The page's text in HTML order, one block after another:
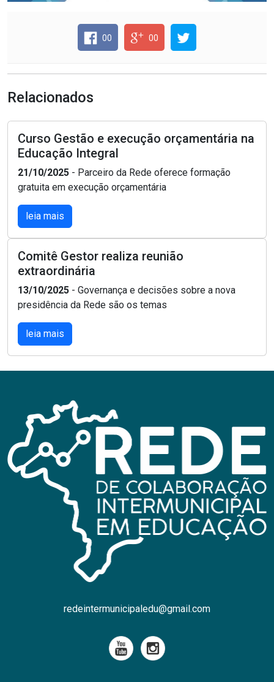
00 00
Relacionados
Curso Gestão e execução orçamentária na
Educação Integral
21/10/2025 - Parceiro da Rede oferece formação
gratuita em execução orçamentária
leia mais
Comitê Gestor realiza reunião
extraordinária
13/10/2025 - Governança e decisões sobre a nova
presidência da Rede são os temas
leia mais
redeintermunicipaledu@gmail.com